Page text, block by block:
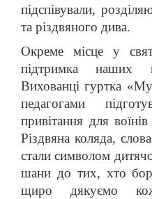
підспівували,
та різдвяного дива.
Окреме місце у
підтримка наших
Вихованці гуртка
педагогами
привітання для
Різдвяна коляда,
стали символом
шани до тих, хто
щиро дякуємо